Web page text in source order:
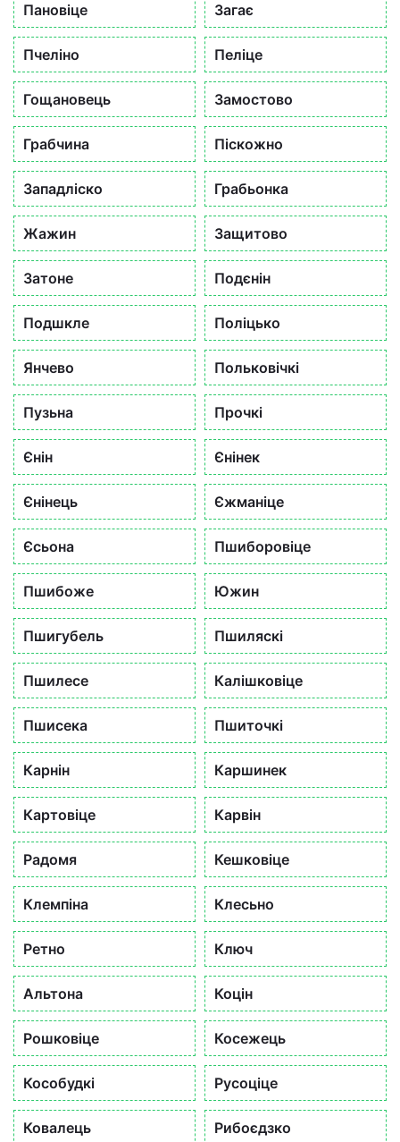
Пановіце Загає
Пчеліно Пеліце
Гощановець Замостово
Грабчина Піскожно
Западліско Грабьонка
Жажин Защитово
Затоне Подєнін
Подшкле Поліцько
Янчево Польковічкі
Пузьна Прочкі
Єнін Єнінек
Єнінець Єжманіце
Єсьона Пшиборовіце
Пшибоже Южин
Пшигубель Пшиляскі
Пшилесе Калішковіце
Пшисека Пшиточкі
Карнін Каршинек
Картовіце Карвін
Радомя Кешковіце
Клемпіна Клесьно
Ретно Ключ
Альтона Коцін
Рошковіце Косежець
Кособудкі Русоціце
Ковалець Рибоєдзко